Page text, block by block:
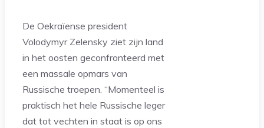
De Oekraïense president
Volodymyr Zelensky ziet zijn land
in het oosten geconfronteerd met
een massale opmars van
Russische troepen. “Momenteel is
praktisch het hele Russische leger
dat tot vechten in staat is op ons